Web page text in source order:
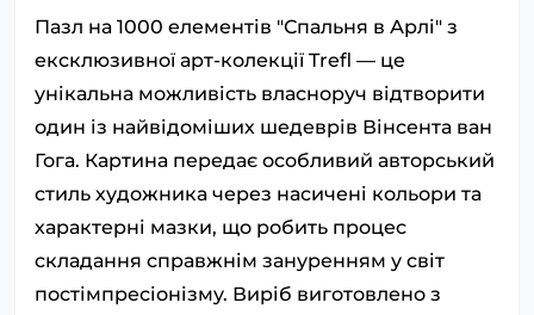
Пазл на 1000 елементів "Спальня в Арлі" з
ексклюзивної арт-колекції Trefl — це
унікальна можливість власноруч відтворити
один із найвідоміших шедеврів Вінсента ван
Гога. Картина передає особливий авторський
стиль художника через насичені кольори та
характерні мазки, що робить процес
складання справжнім зануренням у світ
постімпресіонізму. Виріб виготовлено з